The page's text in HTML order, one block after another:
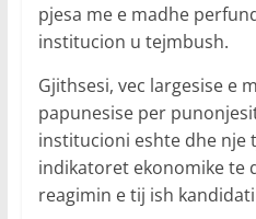
pjesa me e madhe
institucion u tejmbush.
Gjithsesi, vec largesise e
papunesise per
institucioni eshte dhe nje
indikatoret ekonomike te
reagimin e tij ish